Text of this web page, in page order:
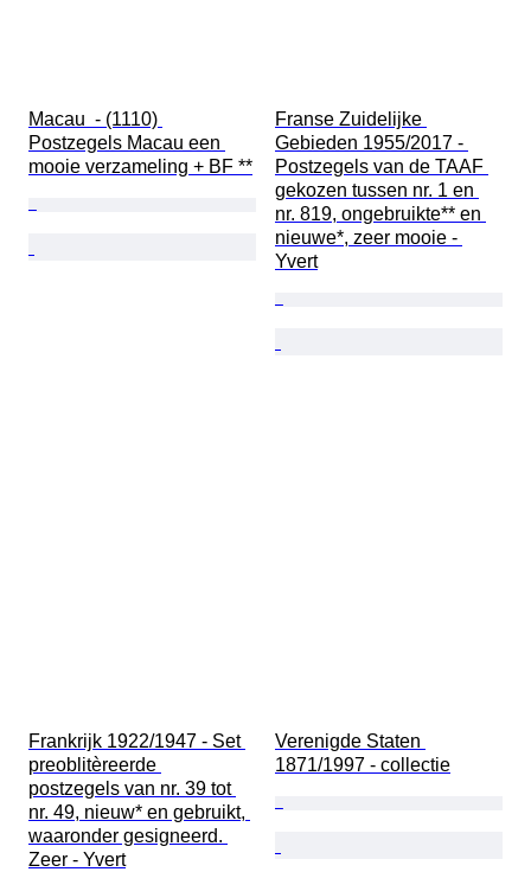
Macau  - (1110)
Postzegels Macau een
mooie verzameling + BF **
Franse Zuidelijke
Gebieden 1955/2017 -
Postzegels van de TAAF
gekozen tussen nr. 1 en
nr. 819, ongebruikte** en
nieuwe*, zeer mooie -
Yvert
Frankrijk 1922/1947 - Set
preoblitèreerde
postzegels van nr. 39 tot
nr. 49, nieuw* en gebruikt,
waaronder gesigneerd.
Zeer - Yvert
Verenigde Staten
1871/1997 - collectie